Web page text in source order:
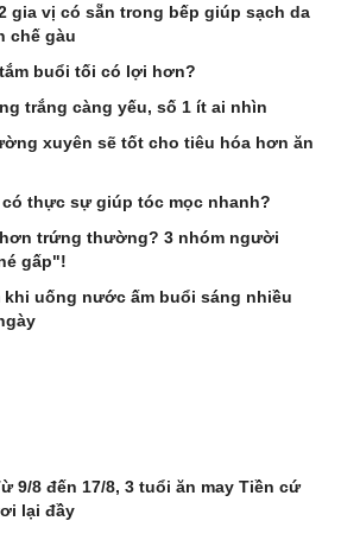
gia vị có sẵn trong bếp giúp sạch da
chế gàu
buổi tối có lợi hơn?
trắng càng yếu, số 1 ít ai nhìn
xuyên sẽ tốt cho tiêu hóa hơn ăn
thực sự giúp tóc mọc nhanh?
trứng thường? 3 nhóm người
gấp"!
khi uống nước ấm buổi sáng nhiều
9/8 đến 17/8, 3 tuổi ăn may Tiền cứ
lại đầy